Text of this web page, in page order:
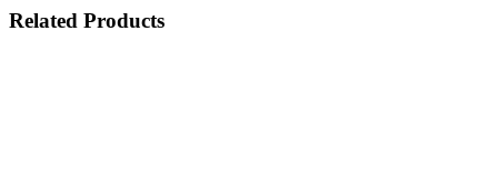
Related Products